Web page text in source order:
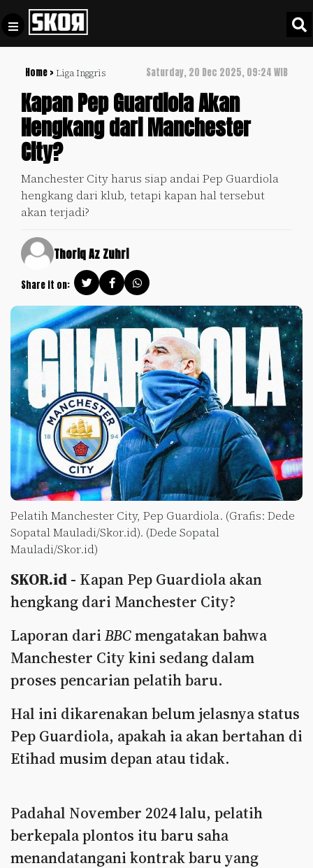
Home > Liga Inggris Saturday, 20 Dec 2025, 09:24 WIB
Kapan Pep Guardiola Akan
Hengkang dari Manchester
City?
Manchester City harus siap andai Pep Guardiola
hengkang dari klub, tetapi kapan hal tersebut
akan terjadi?
Thoriq Az Zuhri
Share it on:
Pelatih Manchester City, Pep Guardiola. (Grafis: Dede
Sopatal Mauladi/Skor.id). (Dede Sopatal
Mauladi/Skor.id)
SKOR.id - Kapan Pep Guardiola akan
hengkang dari Manchester City?
Laporan dari BBCmengatakan bahwa
Manchester City kini sedang dalam
proses pencarian pelatih baru.
Hal ini dikarenakan belum jelasnya status
Pep Guardiola, apakah ia akan bertahan di
Etihad musim depan atau tidak.
Padahal November 2024 lalu, pelatih
berkepala plontos itu baru saha
menandatangani kontrak baru yang
Football +
Culture +
+
Timnas
Indonesia
SKOR
SPECIAL
Video
Policy
Pedoman
Pemberitaan
Media
Siber
Disclaimer
Kami